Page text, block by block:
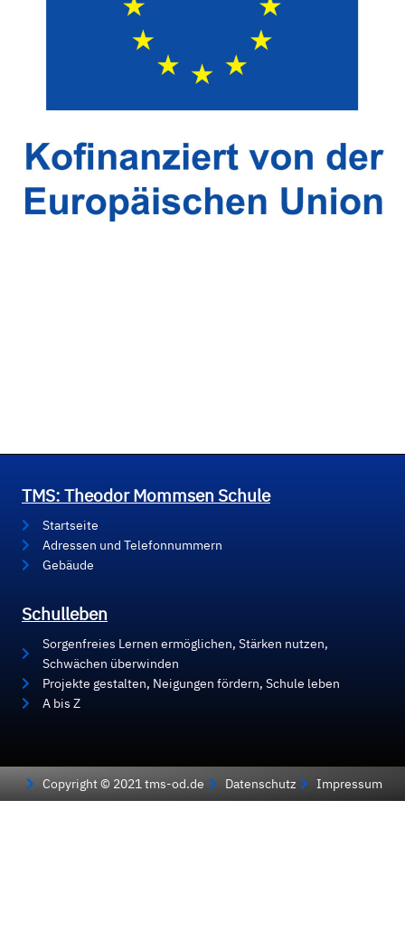
TMS: Theodor Mommsen Schule
Startseite
Adressen und Telefonnummern
Gebäude
Schulleben
Sorgenfreies Lernen ermöglichen, Stärken nutzen,
Schwächen überwinden
Projekte gestalten, Neigungen fördern, Schule leben
A bis Z
Copyright © 2021 tms-od.de Datenschutz Impressum